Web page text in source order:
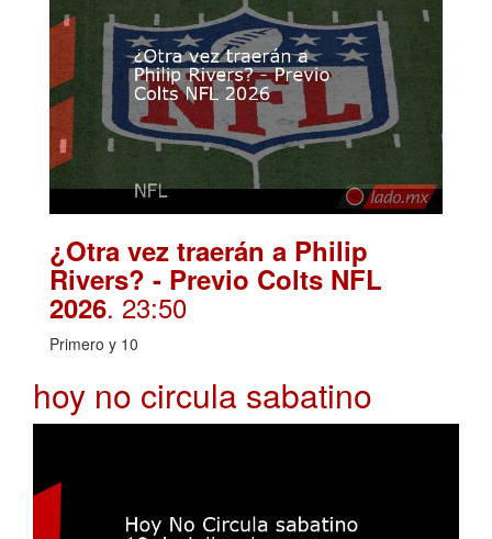
¿Otra vez traerán a Philip
Rivers? - Previo Colts NFL
2026. 23:50
Primero y 10
hoy no circula sabatino